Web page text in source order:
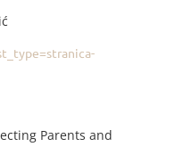
Parents and